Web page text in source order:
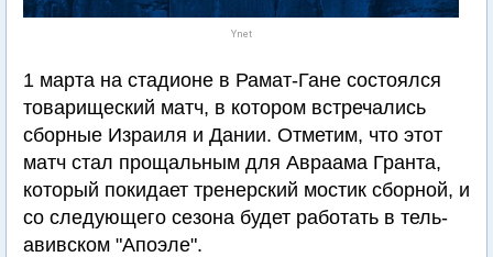
Ynet
1 марта на стадионе в Рамат-Гане состоялся
товарищеский матч, в котором встречались
сборные Израиля и Дании. Отметим, что этот
матч стал прощальным для Авраама Гранта,
который покидает тренерский мостик сборной, и
со следующего сезона будет работать в тель-
авивском "Апоэле".